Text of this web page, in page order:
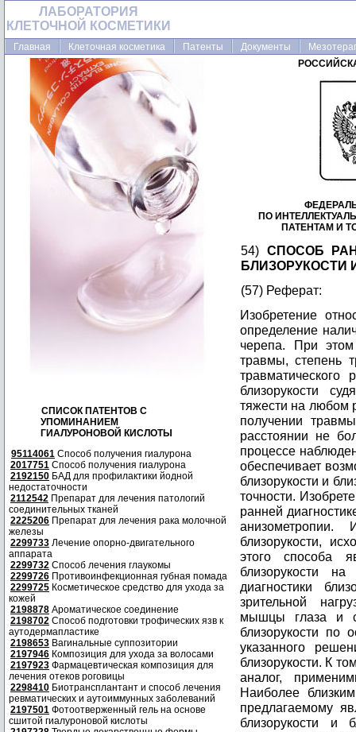
ЛАБОРАТОРИЯ
КЛЕТОЧНОЙ КОСМЕТИКИ
Главная Клеточная косметика Патенты Документы
СПИСОК ПАТЕНТОВ С
УПОМИНАНИЕМ
ГИАЛУРОНОВОЙ КИСЛОТЫ
95114061 Способ получения гиалурона
2017751 Способ получения гиалурона
2192150 БАД для профилактики йодной
недостаточности
2112542 Препарат для лечения патологий
соединительных тканей
2225206 Препарат для лечения рака молочной
железы
2299733 Лечение опорно-двигательного
аппарата
2299732 Способ лечения глаукомы
2299726 Противоинфекционная губная помада
2299725 Косметическое средство для ухода за
кожей
2198878 Ароматическое соединение
2198702 Способ подготовки трофических язв к
аутодермапластике
2198653 Вагинальные суппозитории
2197946 Композиция для ухода за волосами
2197923 Фармацевтическая композиция для
лечения отеков роговицы
2298410 Биотрансплантант и способ лечения
ревматических и аутоиммунных заболеваний
2197501 Фотоотверженный гель на основе
сшитой гиалуроновой кислоты
ПО
ПАТЕНТАМ И
54) СПОСОБ
БЛИЗОРУКОСТИ
(57) Реферат:
Изобретение
определение
черепа. При
травмы, степень
травматического
близорукости
тяжести на любом
получении
расстоянии не
процессе
обеспечивает
близорукости и
точности.
ранней
анизометропии.
близорукости,
этого способа
близорукости
диагностики
зрительной
мышцы глаза и
близорукости по
указанного
близорукости. К
аналог,
Наиболее
предлагаемому
близорукости и